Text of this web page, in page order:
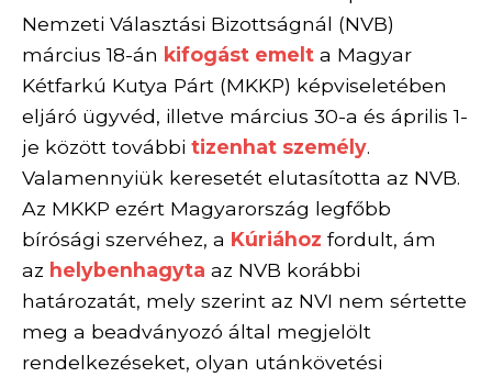
Nemzeti Választási Bizottságnál (NVB)
március 18-án kifogást emelt a Magyar
Kétfarkú Kutya Párt (MKKP) képviseletében
eljáró ügyvéd, illetve március 30-a és április 1-
je között további tizenhat személy.
Valamennyiük keresetét elutasította az NVB.
Az MKKP ezért Magyarország legfőbb
bírósági szervéhez, a Kúriához fordult, ám
az helybenhagyta az NVB korábbi
határozatát, mely szerint az NVI nem sértette
meg a beadványozó által megjelölt
rendelkezéseket, olyan utánkövetési